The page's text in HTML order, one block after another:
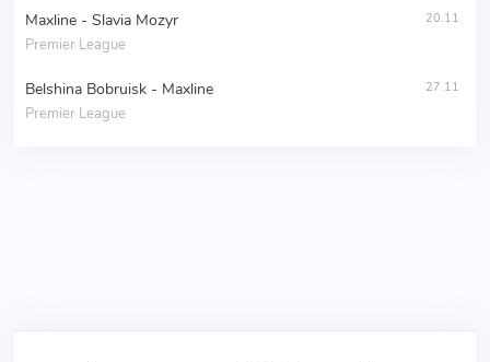
Maxline - Slavia Mozyr
Premier League
20.11
Belshina Bobruisk - Maxline
Premier League
27.11